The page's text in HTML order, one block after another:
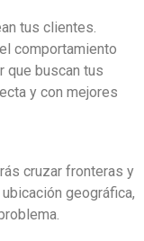
tus clientes.
comportamiento
que buscan tus
y con mejores
cruzar fronteras y
geográfica,